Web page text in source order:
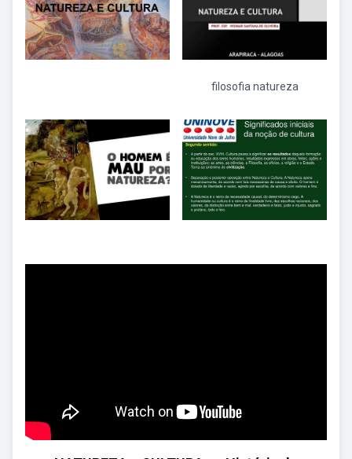
filosofia natureza